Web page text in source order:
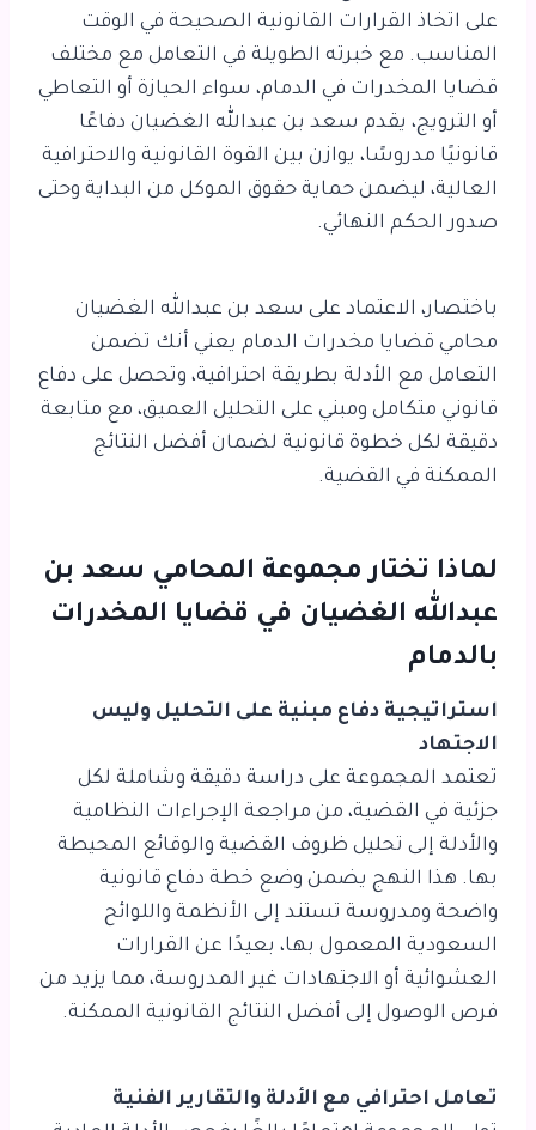
على اتخاذ القرارات القانونية الصحيحة في الوقت
المناسب. مع خبرته الطويلة في التعامل مع مختلف
قضايا المخدرات في الدمام، سواء الحيازة أو التعاطي
أو الترويج، يقدم سعد بن عبدالله الغضيان دفاعًا
قانونيًا مدروسًا، يوازن بين القوة القانونية والاحترافية
العالية، ليضمن حماية حقوق الموكل من البداية وحتى
صدور الحكم النهائي.
باختصار، الاعتماد على سعد بن عبدالله الغضيان
محامي قضايا مخدرات الدمام يعني أنك تضمن
التعامل مع الأدلة بطريقة احترافية، وتحصل على دفاع
قانوني متكامل ومبني على التحليل العميق، مع متابعة
دقيقة لكل خطوة قانونية لضمان أفضل النتائج
الممكنة في القضية.
لماذا تختار مجموعة المحامي سعد بن
عبدالله الغضيان في قضايا المخدرات
بالدمام
استراتيجية دفاع مبنية على التحليل وليس
الاجتهاد
تعتمد المجموعة على دراسة دقيقة وشاملة لكل
جزئية في القضية، من مراجعة الإجراءات النظامية
والأدلة إلى تحليل ظروف القضية والوقائع المحيطة
بها. هذا النهج يضمن وضع خطة دفاع قانونية
واضحة ومدروسة تستند إلى الأنظمة واللوائح
السعودية المعمول بها، بعيدًا عن القرارات
العشوائية أو الاجتهادات غير المدروسة، مما يزيد من
فرص الوصول إلى أفضل النتائج القانونية الممكنة.
تعامل احترافي مع الأدلة والتقارير الفنية